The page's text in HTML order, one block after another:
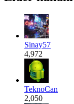
Sinay57
4,972
TeknoCan
2,050